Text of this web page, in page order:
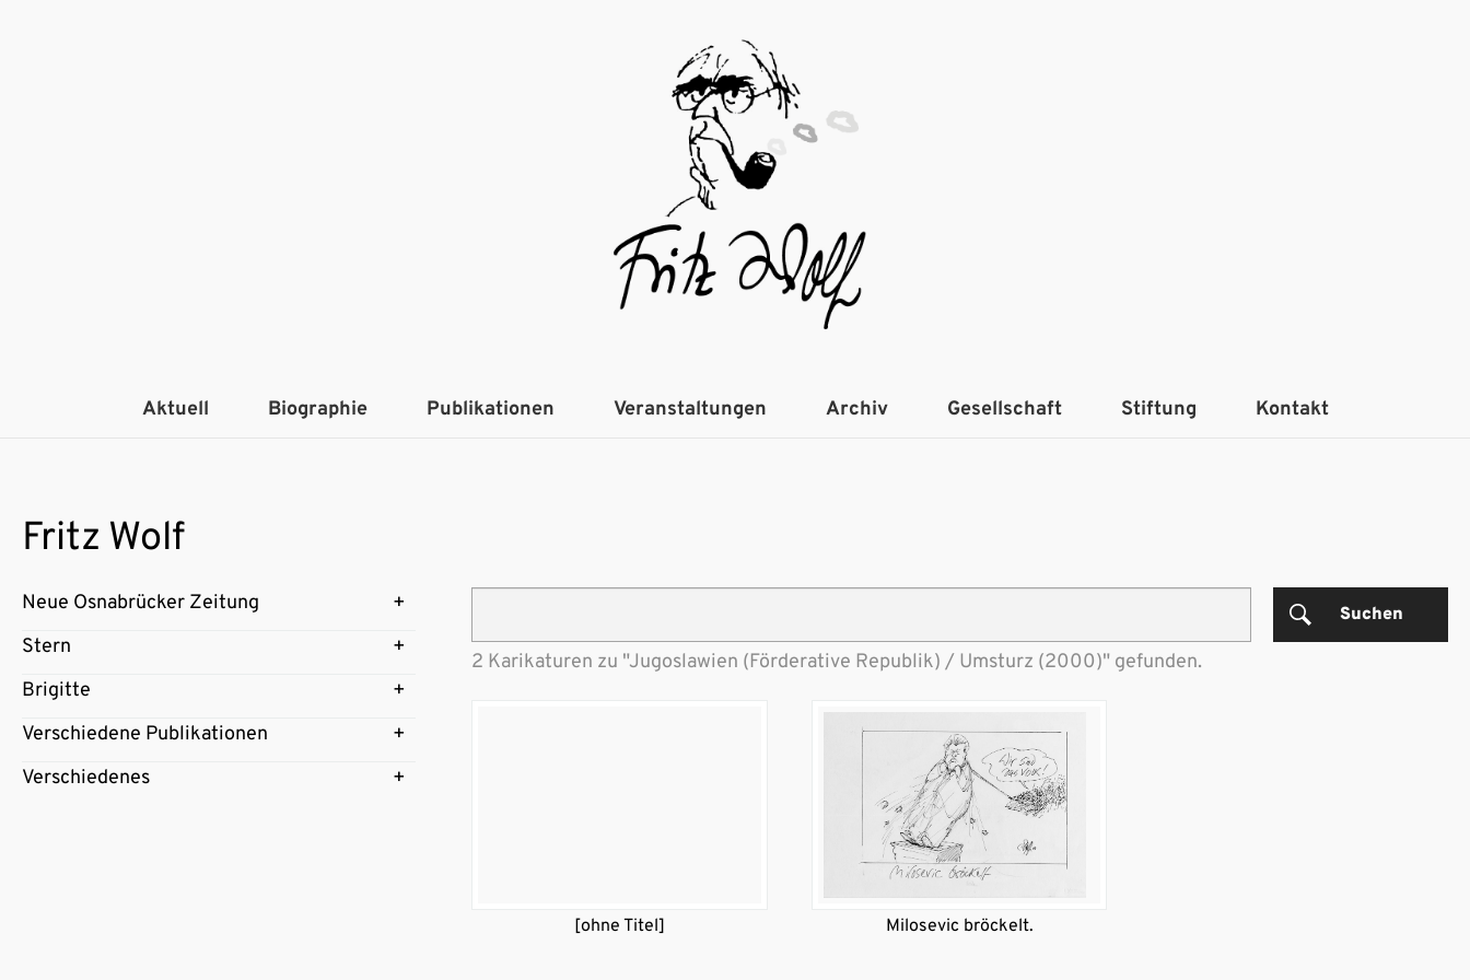
Aktuell Biographie Publikationen Veranstaltungen Archiv Gesellschaft Stiftung Kontakt
Fritz Wolf
Neue Osnabrücker Zeitung
Stern
Brigitte
Verschiedene Publikationen
Verschiedenes
Suchen
2 Karikaturen zu "Jugoslawien (Förderative Republik) / Umsturz (2000)" gefunden.
[ohne Titel] Milosevic bröckelt.